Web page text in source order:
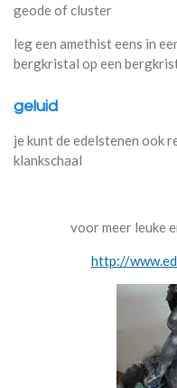
geode of cluster
leg een amethist eens in
bergkristal op een
geluid
je kunt de edelstenen ook
klankschaal
voor meer leuke
http://